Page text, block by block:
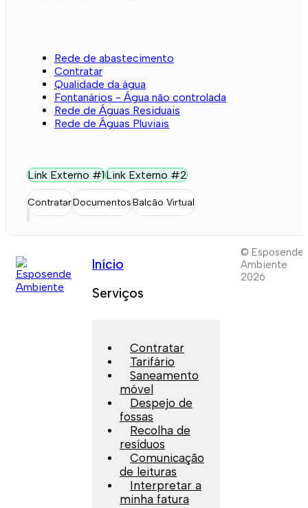
Rede de abastecimento
Contratar
Qualidade da água
Fontanários - Água não controlada
Rede de Águas Residuais
Rede de Águas Pluviais
Link Externo #1Link Externo #2
ContratarDocumentosBalcão Virtual
Início
Serviços
Contratar
Tarifário
Saneamento
móvel
Despejo de
fossas
Recolha de
resíduos
Comunicação
de leituras
Interpretar a
minha fatura
© Esposende
Ambiente
2026